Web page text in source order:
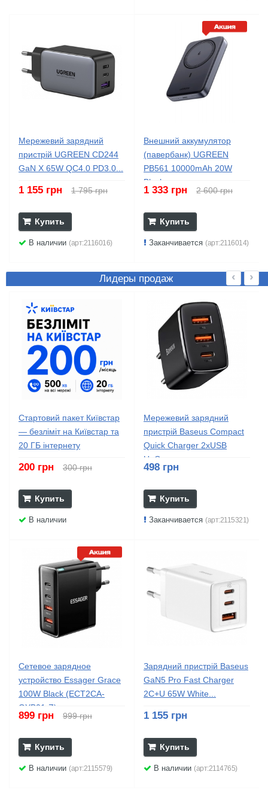
Мережевий зарядний
пристрій UGREEN CD244
GaN X 65W QC4.0 PD3.0...
1 155 грн 1 795 грн
Купить
В наличии (арт:2116016)
Внешний аккумулятор
(павербанк) UGREEN
PB561 10000mAh 20W
Black...
1 333 грн 2 600 грн
Купить
Заканчивается (арт:2116014)
Лидеры продаж ‹ ›
Стартовий пакет Київстар
— безліміт на Київстар та
20 ГБ інтернету
200 грн 300 грн
Купить
В наличии
Мережевий зарядний
пристрій Baseus Compact
Quick Charger 2xUSB
U+C...
498 грн
Купить
Заканчивается (арт:2115321)
Сетевое зарядное
устройство Essager Grace
100W Black (ECT2CA-
QYB01-Z)
899 грн 999 грн
Купить
В наличии (арт:2115579)
Зарядний пристрій Baseus
GaN5 Pro Fast Charger
2C+U 65W White...
1 155 грн
Купить
В наличии (арт:2114765)